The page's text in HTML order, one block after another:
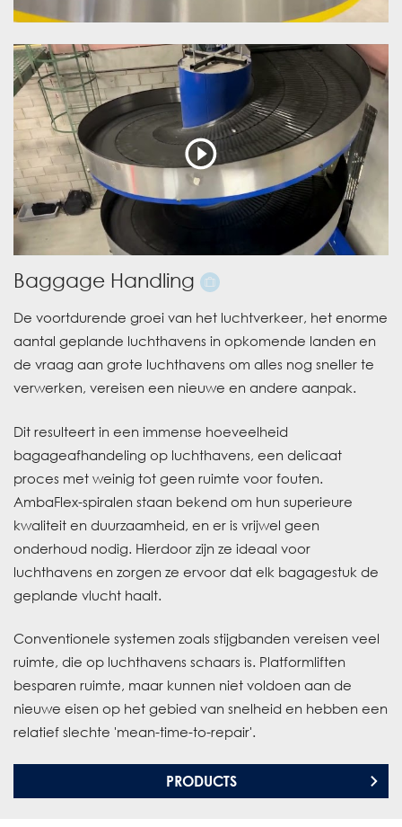
Baggage Handling
De voortdurende groei van het luchtverkeer, het enorme
aantal geplande luchthavens in opkomende landen en
de vraag aan grote luchthavens om alles nog sneller te
verwerken, vereisen een nieuwe en andere aanpak.
Dit resulteert in een immense hoeveelheid
bagageafhandeling op luchthavens, een delicaat
proces met weinig tot geen ruimte voor fouten.
AmbaFlex-spiralen staan bekend om hun superieure
kwaliteit en duurzaamheid, en er is vrijwel geen
onderhoud nodig. Hierdoor zijn ze ideaal voor
luchthavens en zorgen ze ervoor dat elk bagagestuk de
geplande vlucht haalt.
Conventionele systemen zoals stijgbanden vereisen veel
ruimte, die op luchthavens schaars is. Platformliften
besparen ruimte, maar kunnen niet voldoen aan de
nieuwe eisen op het gebied van snelheid en hebben een
relatief slechte 'mean-time-to-repair'.
PRODUCTS